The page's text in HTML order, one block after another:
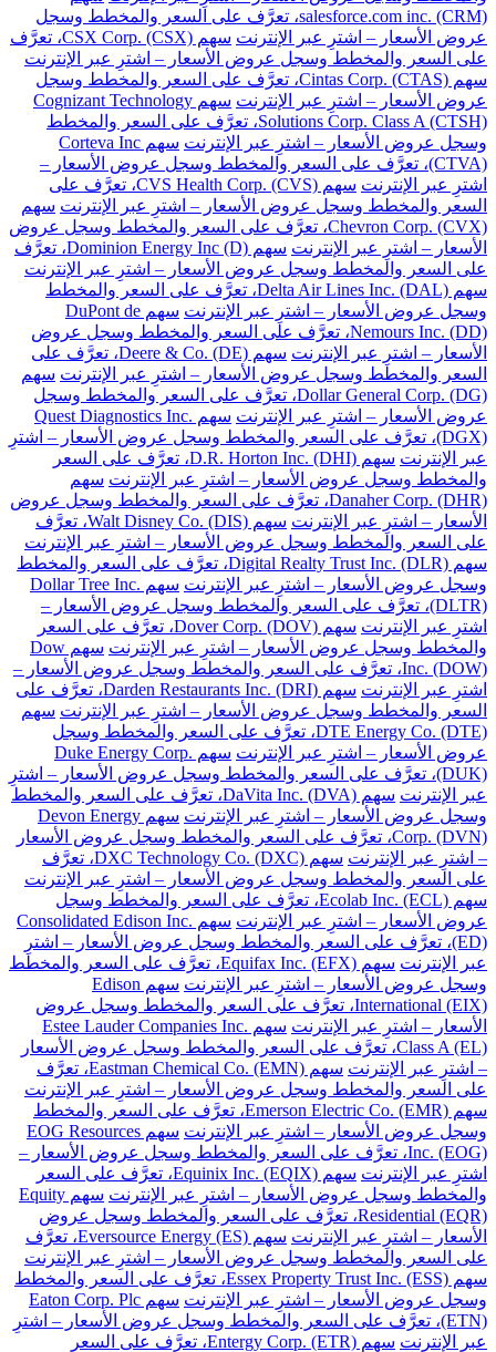
salesforce.com inc. (CRM)، تعرَّف على السعر والمخطط وسجل
عروض الأسعار – اشترِ عبر الإنترنت
سهم CSX Corp. (CSX)، تعرَّف
على السعر والمخطط وسجل عروض الأسعار – اشترِ عبر الإنترنت
سهم Cintas Corp. (CTAS)، تعرَّف على السعر والمخطط وسجل
عروض الأسعار – اشترِ عبر الإنترنت
سهم Cognizant Technology
Solutions Corp. Class A (CTSH)، تعرَّف على السعر والمخطط
وسجل عروض الأسعار – اشترِ عبر الإنترنت
سهم Corteva Inc
(CTVA)، تعرَّف على السعر والمخطط وسجل عروض الأسعار –
اشترِ عبر الإنترنت
سهم CVS Health Corp. (CVS)، تعرَّف على
السعر والمخطط وسجل عروض الأسعار – اشترِ عبر الإنترنت سهم
Chevron Corp. (CVX)، تعرَّف على السعر والمخطط وسجل عروض
الأسعار – اشترِ عبر الإنترنت
سهم Dominion Energy Inc (D)، تعرَّف
على السعر والمخطط وسجل عروض الأسعار – اشترِ عبر الإنترنت
سهم Delta Air Lines Inc. (DAL)، تعرَّف على السعر والمخطط
وسجل عروض الأسعار – اشترِ عبر الإنترنت
سهم DuPont de
Nemours Inc. (DD)، تعرَّف على السعر والمخطط وسجل عروض
الأسعار – اشترِ عبر الإنترنت
سهم Deere & Co. (DE)، تعرَّف على
السعر والمخطط وسجل عروض الأسعار – اشترِ عبر الإنترنت سهم
Dollar General Corp. (DG)، تعرَّف على السعر والمخطط وسجل
عروض الأسعار – اشترِ عبر الإنترنت
سهم Quest Diagnostics Inc.
(DGX)، تعرَّف على السعر والمخطط وسجل عروض الأسعار – اشترِ
عبر الإنترنت
سهم D.R. Horton Inc. (DHI)، تعرَّف على السعر
والمخطط وسجل عروض الأسعار – اشترِ عبر الإنترنت سهم
Danaher Corp. (DHR)، تعرَّف على السعر والمخطط وسجل عروض
الأسعار – اشترِ عبر الإنترنت
سهم Walt Disney Co. (DIS)، تعرَّف
على السعر والمخطط وسجل عروض الأسعار – اشترِ عبر الإنترنت
سهم Digital Realty Trust Inc. (DLR)، تعرَّف على السعر والمخطط
وسجل عروض الأسعار – اشترِ عبر الإنترنت
سهم Dollar Tree Inc.
(DLTR)، تعرَّف على السعر والمخطط وسجل عروض الأسعار –
اشترِ عبر الإنترنت
سهم Dover Corp. (DOV)، تعرَّف على السعر
والمخطط وسجل عروض الأسعار – اشترِ عبر الإنترنت
سهم Dow
Inc. (DOW)، تعرَّف على السعر والمخطط وسجل عروض الأسعار –
اشترِ عبر الإنترنت
سهم Darden Restaurants Inc. (DRI)، تعرَّف على
السعر والمخطط وسجل عروض الأسعار – اشترِ عبر الإنترنت سهم
DTE Energy Co. (DTE)، تعرَّف على السعر والمخطط وسجل
عروض الأسعار – اشترِ عبر الإنترنت
سهم Duke Energy Corp.
(DUK)، تعرَّف على السعر والمخطط وسجل عروض الأسعار – اشترِ
عبر الإنترنت
سهم DaVita Inc. (DVA)، تعرَّف على السعر والمخطط
وسجل عروض الأسعار – اشترِ عبر الإنترنت
سهم Devon Energy
Corp. (DVN)، تعرَّف على السعر والمخطط وسجل عروض الأسعار
– اشترِ عبر الإنترنت
سهم DXC Technology Co. (DXC)، تعرَّف
على السعر والمخطط وسجل عروض الأسعار – اشترِ عبر الإنترنت
سهم Ecolab Inc. (ECL)، تعرَّف على السعر والمخطط وسجل
عروض الأسعار – اشترِ عبر الإنترنت
سهم Consolidated Edison Inc.
(ED)، تعرَّف على السعر والمخطط وسجل عروض الأسعار – اشترِ
عبر الإنترنت
سهم Equifax Inc. (EFX)، تعرَّف على السعر والمخطط
وسجل عروض الأسعار – اشترِ عبر الإنترنت
سهم Edison
International (EIX)، تعرَّف على السعر والمخطط وسجل عروض
الأسعار – اشترِ عبر الإنترنت
سهم Estee Lauder Companies Inc.
Class A (EL)، تعرَّف على السعر والمخطط وسجل عروض الأسعار
– اشترِ عبر الإنترنت
سهم Eastman Chemical Co. (EMN)، تعرَّف
على السعر والمخطط وسجل عروض الأسعار – اشترِ عبر الإنترنت
سهم Emerson Electric Co. (EMR)، تعرَّف على السعر والمخطط
وسجل عروض الأسعار – اشترِ عبر الإنترنت
سهم EOG Resources
Inc. (EOG)، تعرَّف على السعر والمخطط وسجل عروض الأسعار –
اشترِ عبر الإنترنت
سهم Equinix Inc. (EQIX)، تعرَّف على السعر
والمخطط وسجل عروض الأسعار – اشترِ عبر الإنترنت
سهم Equity
Residential (EQR)، تعرَّف على السعر والمخطط وسجل عروض
الأسعار – اشترِ عبر الإنترنت
سهم Eversource Energy (ES)، تعرَّف
على السعر والمخطط وسجل عروض الأسعار – اشترِ عبر الإنترنت
سهم Essex Property Trust Inc. (ESS)، تعرَّف على السعر والمخطط
وسجل عروض الأسعار – اشترِ عبر الإنترنت
سهم Eaton Corp. Plc
(ETN)، تعرَّف على السعر والمخطط وسجل عروض الأسعار – اشترِ
عبر الإنترنت
سهم Entergy Corp. (ETR)، تعرَّف على السعر